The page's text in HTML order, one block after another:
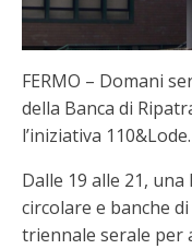
FERMO – Domani
della Banca di
l’iniziativa 110&Lode.
Dalle 19 alle 21,
circolare e banche
triennale serale per